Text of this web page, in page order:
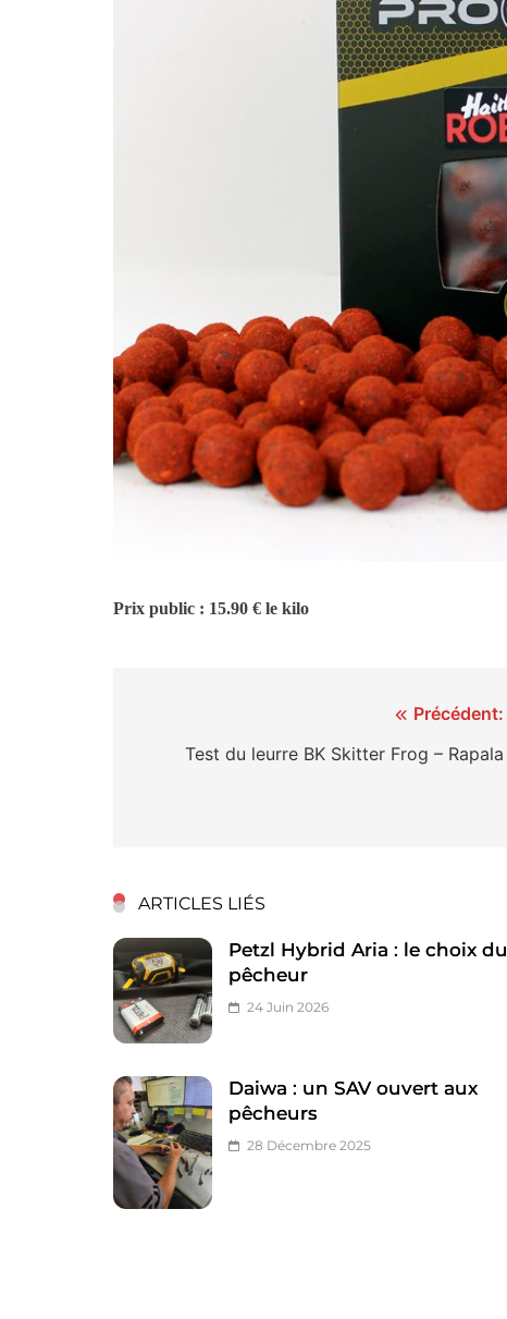
Prix public : 15.90 € le kilo
Précédent:
Test du leurre BK Skitter Frog – Rapala
ARTICLES LIÉS
Petzl Hybrid Aria : le choix du
pêcheur
24 Juin 2026
Daiwa : un SAV ouvert aux
pêcheurs
28 Décembre 2025